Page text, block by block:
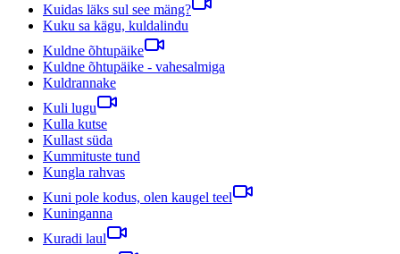
Kuidas läks sul see mäng?
Kuku sa kägu, kuldalindu
Kuldne õhtupäike
Kuldne õhtupäike - vahesalmiga
Kuldrannake
Kuli lugu
Kulla kutse
Kullast süda
Kummituste tund
Kungla rahvas
Kuni pole kodus, olen kaugel teel
Kuninganna
Kuradi laul